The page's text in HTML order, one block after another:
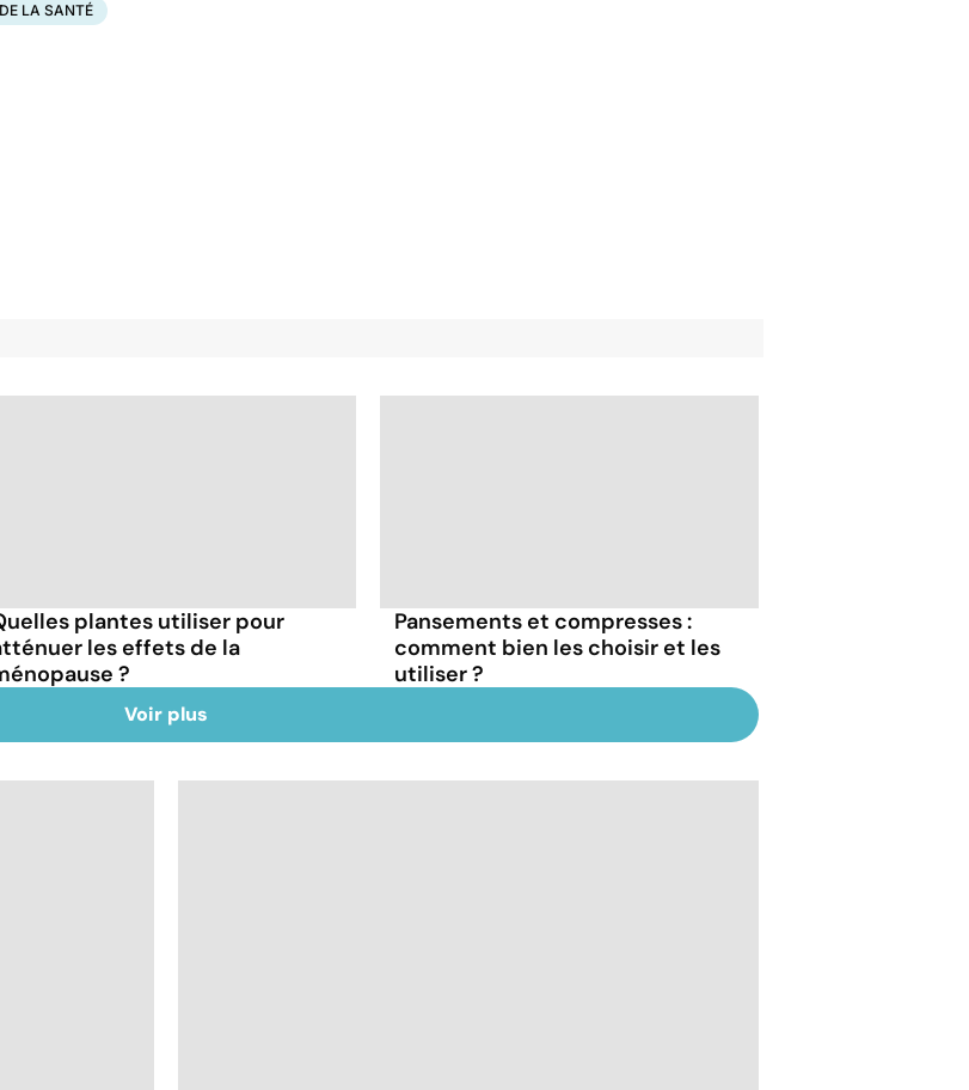
LA SANTÉ
plantes utiliser pour
les effets de la
?
Pansements et compresses :
comment bien les choisir et les
utiliser ?
Voir plus